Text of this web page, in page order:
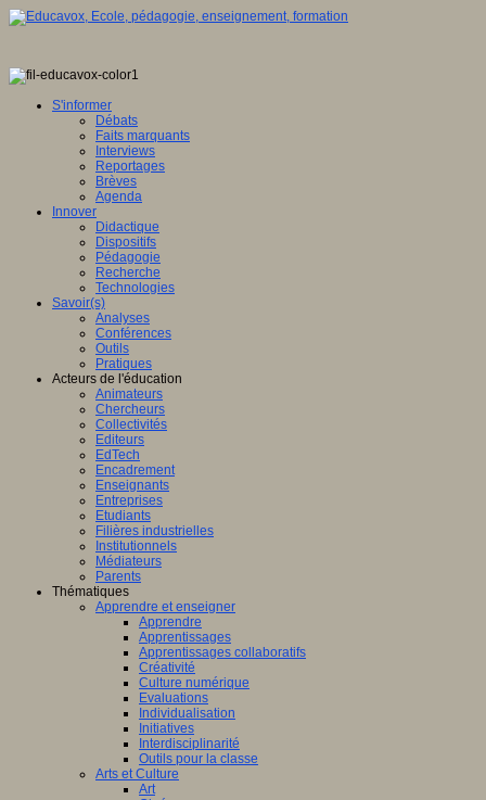
S'informer
Débats
Faits marquants
Interviews
Reportages
Brèves
Agenda
Innover
Didactique
Dispositifs
Pédagogie
Recherche
Technologies
Savoir(s)
Analyses
Conférences
Outils
Pratiques
Acteurs de l'éducation
Animateurs
Chercheurs
Collectivités
Editeurs
EdTech
Encadrement
Enseignants
Entreprises
Etudiants
Filières industrielles
Institutionnels
Médiateurs
Parents
Thématiques
Apprendre et enseigner
Apprendre
Apprentissages
Apprentissages collaboratifs
Créativité
Culture numérique
Evaluations
Individualisation
Initiatives
Interdisciplinarité
Outils pour la classe
Arts et Culture
Art